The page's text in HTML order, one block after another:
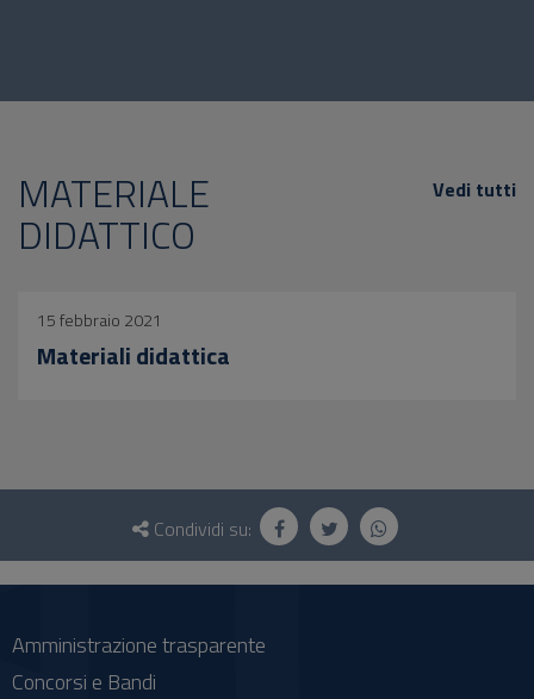
MATERIALE
DIDATTICO
Vedi tutti
15 febbraio 2021
Materiali didattica
Questionario
social
Condividi su:
Amministrazione trasparente
Concorsi e Bandi